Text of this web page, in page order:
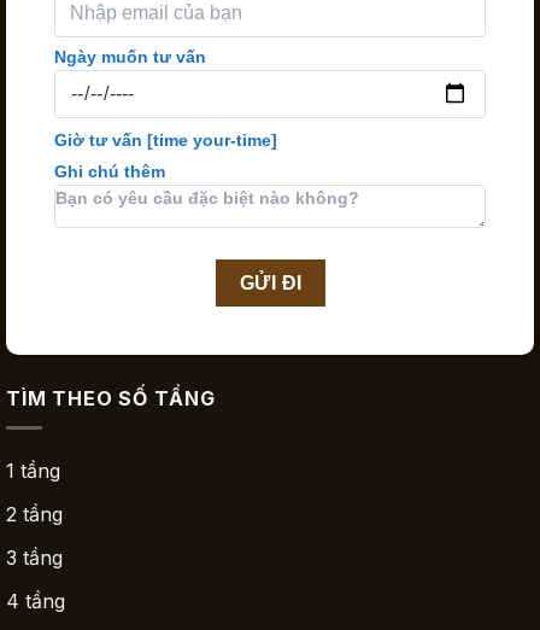
Ngày muốn tư vấn
Giờ tư vấn [time your-time]
Ghi chú thêm
TÌM THEO SỐ TẦNG
1 tầng
2 tầng
3 tầng
4 tầng